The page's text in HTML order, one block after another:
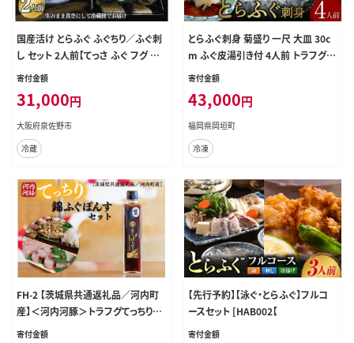
国産活け とらふぐ ふぐちり／ふぐ刺
し セット 2人前【てっさ ふぐ フグ ぽ
ん酢付 冷蔵 海鮮】 030D191
寄付金額
31,000円
大阪府泉佐野市
冷蔵
とらふぐ刺身 菊盛り 一尺 大皿 30c
m ふぐ皮湯引き付 4人前 トラフグ フ
グ刺身 てっさ 冷凍 岡垣町
寄付金額
43,000円
福岡県岡垣町
冷凍
FH-2 【茨城県共通返礼品／河内町
産】＜河内河豚＞トラフグてっちり錦
ふぐぽんすセット
寄付金額
【先行予約】【泳ぐ・とらふぐ】フルコ
ースセット [HAB002【
寄付金額